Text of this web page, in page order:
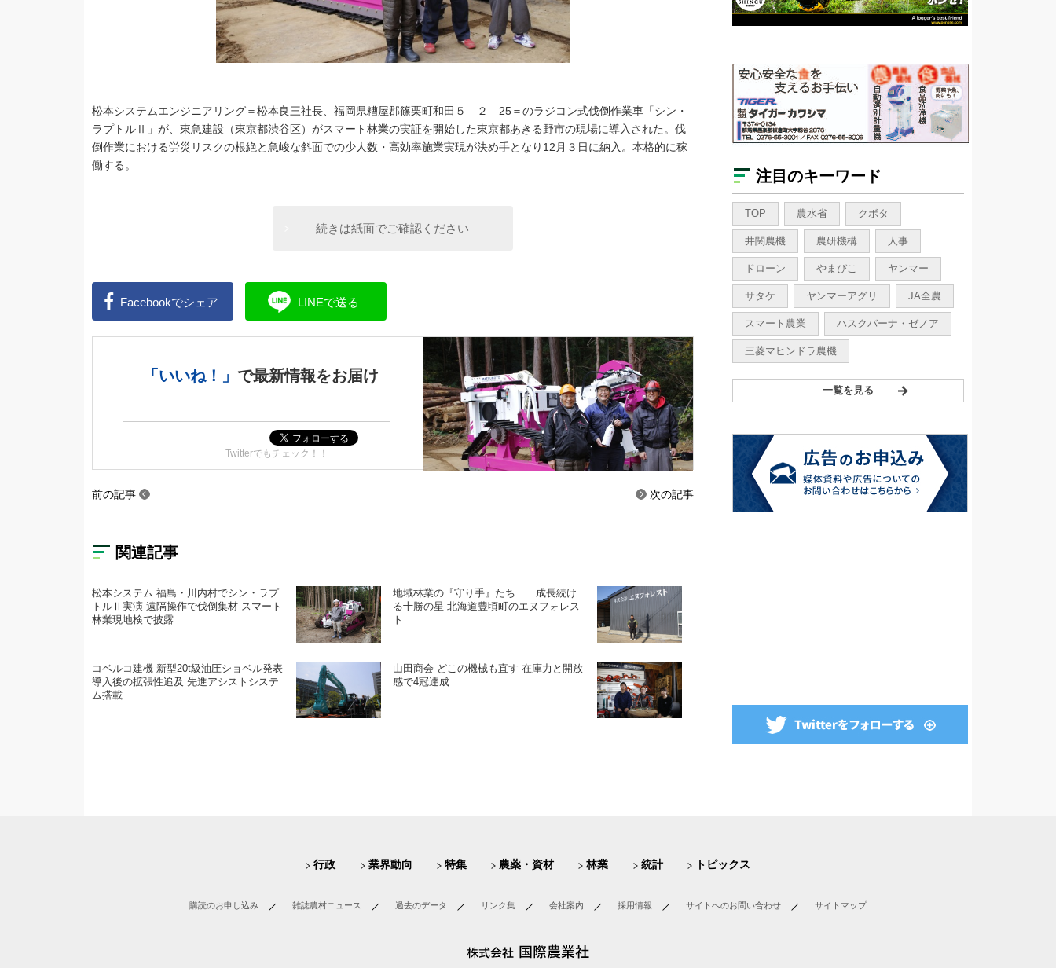
松本システムエンジニアリング＝松本良三社長、福岡県糟屋郡篠栗町和田５―２―25＝のラジコン式伐倒作業車「シン・
ラプトルⅡ」が、東急建設（東京都渋谷区）がスマート林業の実証を開始した東京都あきる野市の現場に導入された。伐
倒作業における労災リスクの根絶と急峻な斜面での少人数・高効率施業実現が決め手となり12月３日に納入。本格的に稼
働する。
続きは紙面でご確認ください
Facebookでシェア LINEで送る
「いいね！」 で最新情報をお届け
Twitterでもチェック！！
前の記事 次の記事
関連記事
松本システム 福島・川内村でシン・ラプ
トルⅡ実演 遠隔操作で伐倒集材 スマート
林業現地検で披露
地域林業の『守り手』たち 成長続け
る十勝の星 北海道豊頃町のエヌフォレス
ト
コベルコ建機 新型20t級油圧ショベル発表
導入後の拡張性追及 先進アシストシステ
ム搭載
山田商会 どこの機械も直す 在庫力と開放
感で4冠達成
注目のキーワード
TOP 農水省 クボタ
井関農機 農研機構 人事
ドローン やまびこ ヤンマー
サタケ ヤンマーアグリ JA全農
スマート農業 ハスクバーナ・ゼノア
三菱マヒンドラ農機
一覧を見る
行政 業界動向 特集 農薬・資材 林業 統計 トピックス
購読のお申し込み 雑誌農村ニュース 過去のデータ リンク集 会社案内 採用情報 サイトへのお問い合わせ サイトマップ